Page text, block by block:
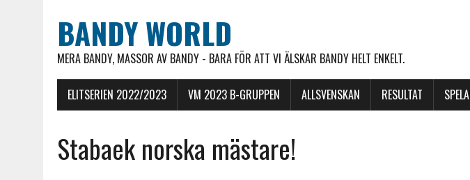
BANDY WORLD
MERA BANDY, MASSOR AV BANDY - BARA FÖR ATT VI ÄLSKAR BANDY HELT ENKELT.
ELITSERIEN 2022/2023 VM 2023 B-GRUPPEN ALLSVENSKAN RESULTAT
Stabaek norska mästare!